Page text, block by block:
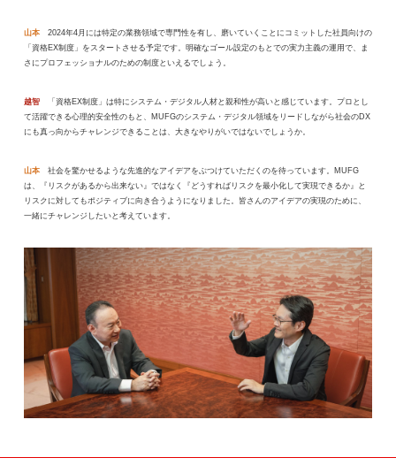
山本2024年4月には特定の業務領域で専門性を有し、磨いていくことにコミットした社員向けの
「資格EX制度」をスタートさせる予定です。明確なゴール設定のもとでの実力主義の運用で、ま
さにプロフェッショナルのための制度といえるでしょう。
越智「資格EX制度」は特にシステム・デジタル人材と親和性が高いと感じています。プロとし
て活躍できる心理的安全性のもと、MUFGのシステム・デジタル領域をリードしながら社会のDX
にも真っ向からチャレンジできることは、大きなやりがいではないでしょうか。
山本社会を驚かせるような先進的なアイデアをぶつけていただくのを待っています。MUFG
は、『リスクがあるから出来ない』ではなく『どうすればリスクを最小化して実現できるか』と
リスクに対してもポジティブに向き合うようになりました。皆さんのアイデアの実現のために、
一緒にチャレンジしたいと考えています。